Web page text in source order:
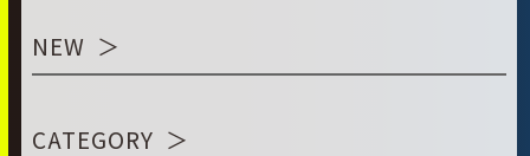
NEW
CATEGORY